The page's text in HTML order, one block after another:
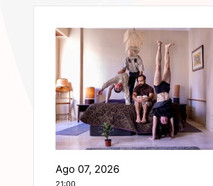
Ago 07, 2026
21:00